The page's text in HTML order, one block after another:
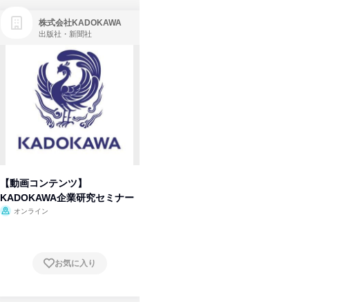
株式会社KADOKAWA
出版社・新聞社
【動画コンテンツ】
KADOKAWA企業研究セミナー
オンライン
お気に入り